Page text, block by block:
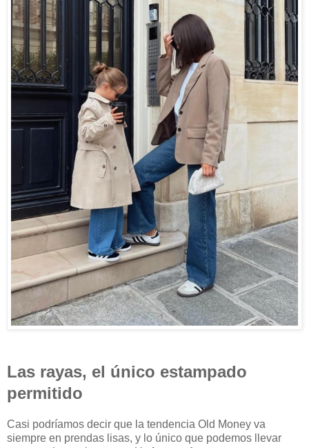
Las rayas, el único estampado
permitido
Casi podríamos decir que la tendencia Old Money va
siempre en prendas lisas, y lo único que podemos llevar